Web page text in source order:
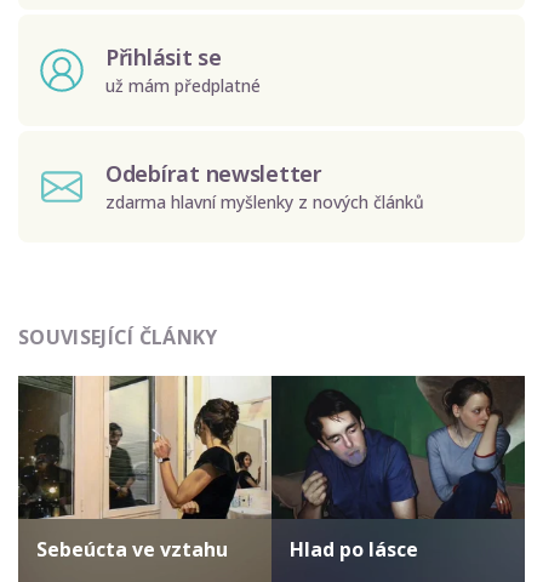
Přihlásit se
už mám předplatné
Odebírat newsletter
zdarma hlavní myšlenky z nových článků
údajů.
SOUVISEJÍCÍ ČLÁNKY
Sebeúcta ve vztahu Hlad po lásce